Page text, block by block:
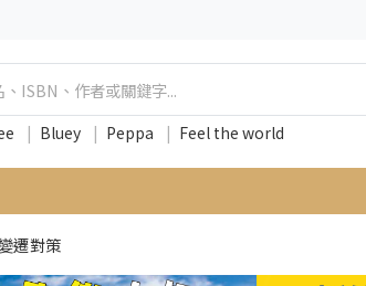
| Bluey | Peppa | Feel the world
遷對策